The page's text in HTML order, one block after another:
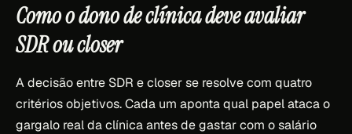
Como o dono de clínica deve avaliar
SDR ou closer
A decisão entre SDR e closer se resolve com quatro
critérios objetivos. Cada um aponta qual papel ataca o
gargalo real da clínica antes de gastar com o salário